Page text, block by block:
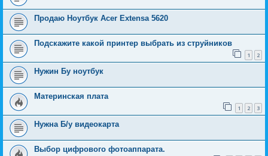
Продаю Ноутбук Acer Extensa 5620
Подскажите какой принтер выбрать из струйников
1 2
Нужин Бу ноутбук
Материнская плата
1 2 3
Нужна Б/у видеокарта
Выбор цифрового фотоаппарата.